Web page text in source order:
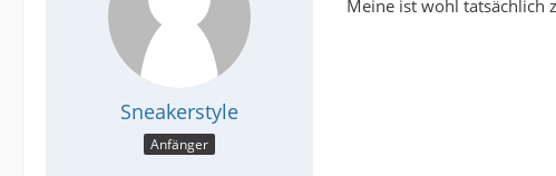
Sneakerstyle
Anfänger
Meine ist wohl tatsächlich